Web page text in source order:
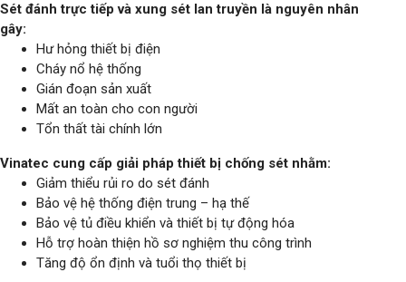
Sét đánh trực tiếp và xung sét lan truyền là nguyên nhân
gây:
Hư hỏng thiết bị điện
Cháy nổ hệ thống
Gián đoạn sản xuất
Mất an toàn cho con người
Tổn thất tài chính lớn
Vinatec cung cấp giải pháp thiết bị chống sét nhằm:
Giảm thiểu rủi ro do sét đánh
Bảo vệ hệ thống điện trung – hạ thế
Bảo vệ tủ điều khiển và thiết bị tự động hóa
Hỗ trợ hoàn thiện hồ sơ nghiệm thu công trình
Tăng độ ổn định và tuổi thọ thiết bị